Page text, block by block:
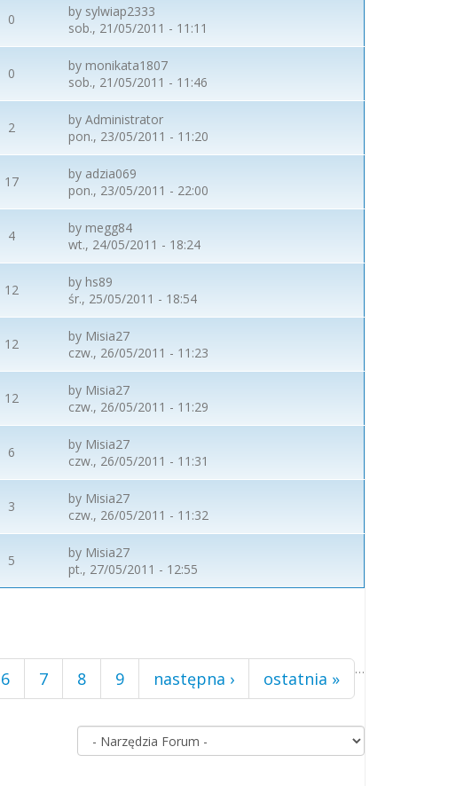
0 by sylwiap2333
sob., 21/05/2011 - 11:11
0 by monikata1807
sob., 21/05/2011 - 11:46
2 by Administrator
pon., 23/05/2011 - 11:20
17 by adzia069
pon., 23/05/2011 - 22:00
4 by megg84
wt., 24/05/2011 - 18:24
12 by hs89
śr., 25/05/2011 - 18:54
12 by Misia27
czw., 26/05/2011 - 11:23
12 by Misia27
czw., 26/05/2011 - 11:29
6 by Misia27
czw., 26/05/2011 - 11:31
3 by Misia27
czw., 26/05/2011 - 11:32
5 by Misia27
pt., 27/05/2011 - 12:55
6 7 8 9 …
następna › ostatnia »